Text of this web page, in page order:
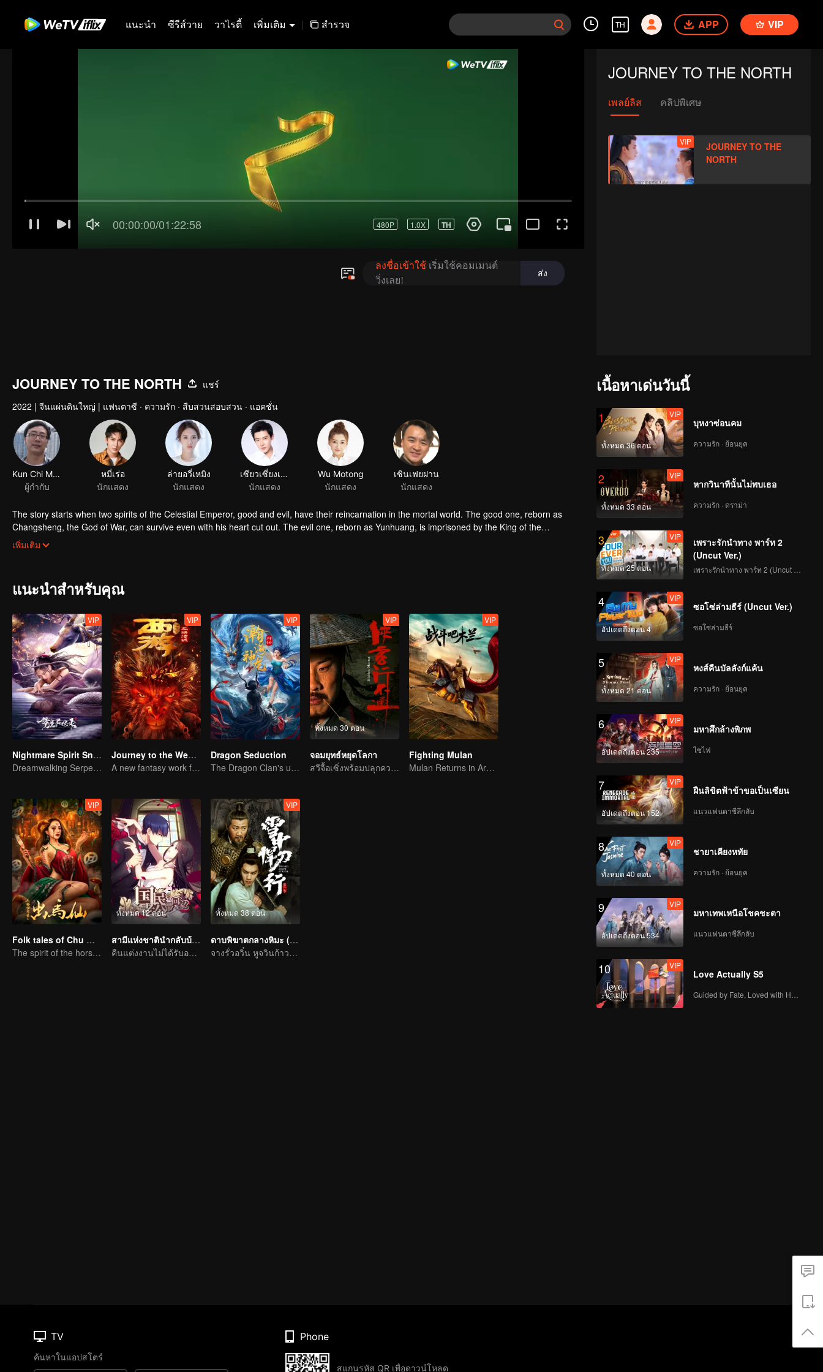
แนะนำ ซีรีส์วาย วาไรตี้ เพิ่มเติม | สำรวจ TH APP VIP
JOURNEY TO THE NORTH
เพลย์ลิส คลิปพิเศษ
VIP
JOURNEY TO THE
NORTH
JOURNEY TO THE NORTH
แชร์
2022 | จีนแผ่นดินใหญ่ | แฟนตาซี · ความรัก · สืบสวนสอบสวน · แอคชั่น
Kun Chi Mak
ผู้กำกับ
หมี่เร่อ
นักแสดง
ล่ายอวี่เหมิง
นักแสดง
เซียวเซี่ยงเฟย
นักแสดง
Wu Motong
นักแสดง
The story starts when two spirits of the Celestial Emperor, good and evil, have their reincarnation in the mortal world. The good one, reborn as
Changsheng, the God of War, can survive even with his heart cut out. The evil one, reborn as Yunhuang, is imprisoned by the King of the
Netherworld in the Demon Hell for a hundred years. Every day, he’s tortured by Soul-eating Nail. Conspiracies come one after another, making the
and Chenghuang a hundred years ago. The seal of the netherworld is removed. When demon soldiers break into the mortal world, people are
Emperor?
เพิ่มเติม
แนะนำสำหรับคุณ
VIP
Nightmare Spirit Snake Record
Dreamwalking Serpent and the Sword Immortal's Past
VIP
Journey to the West:The Helltown of Heaven
A new fantasy work from the Journey to the West IP is coming
VIP
Dragon Seduction
The Dragon Clan's useless Third Prince strikes back
ทั้งหมด 30 ตอน
VIP
จอมยุทธ์หยุดโลกา
สวีจื้อเซิ่งพร้อมปลุกความฮาในยุทธภพ
VIP
Fighting Mulan
Mulan Returns in Armor and Wreaks Havoc
VIP
Folk tales of Chu Maxian
The spirit of the horse sacrifices a young girl to pray for immortality
ทั้งหมด 12 ตอน
สามีแห่งชาตินำกลับบ้าน SS1
คืนแต่งงานไม่ได้รับอนุญาต
ทั้งหมด 38 ตอน
VIP
ดาบพิฆาตกลางหิมะ (พากย์อังกฤษ)
จางรั่วอวิ๋น หูจวินก้าวเข้าสู่ยุทธภพพร้อมกัน
เนื้อหาเด่นวันนี้
1
ทั้งหมด 36 ตอน
VIP
บุหงาซ่อนคม
ความรัก · ย้อนยุค
2
ทั้งหมด 33 ตอน
VIP
หากวินาทีนั้นไม่พบเธอ
ความรัก · ดราม่า
3
ทั้งหมด 25 ตอน
VIP
เพราะรักนำทาง พาร์ท 2
(Uncut Ver.)
4
อัปเดตถึงตอน 4
VIP
ซอโซ่ล่ามธีร์ (Uncut Ver.)
ซอโซ่ล่ามธีร์
5
ทั้งหมด 21 ตอน
VIP
หงส์คืนบัลลังก์แค้น
ความรัก · ย้อนยุค
6
อัปเดตถึงตอน 235
VIP
มหาศึกล้างพิภพ
ไซไฟ
7
อัปเดตถึงตอน 152
VIP
ฝืนลิขิตฟ้าข้าขอเป็นเซียน
แนวแฟนตาซีลึกลับ
8
ทั้งหมด 40 ตอน
VIP
ชายาเคียงหทัย
ความรัก · ย้อนยุค
9
อัปเดตถึงตอน 534
VIP
มหาเทพเหนือโชคชะตา
แนวแฟนตาซีลึกลับ
10 VIP
Love Actually S5
TV
ค้นหาในแอปสโตร์
Phone
สแกนรหัส QR เพื่อดาวน์โหลด